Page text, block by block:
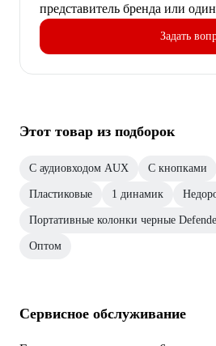
представитель бренда или
Задать
Этот товар из подборок
С аудиовходом AUX С кнопками
Пластиковые 1 динамик
Портативные колонки черные
Оптом
Сервисное обслуживание